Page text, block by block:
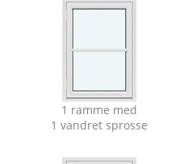
1 ramme med
1 vandret sprosse